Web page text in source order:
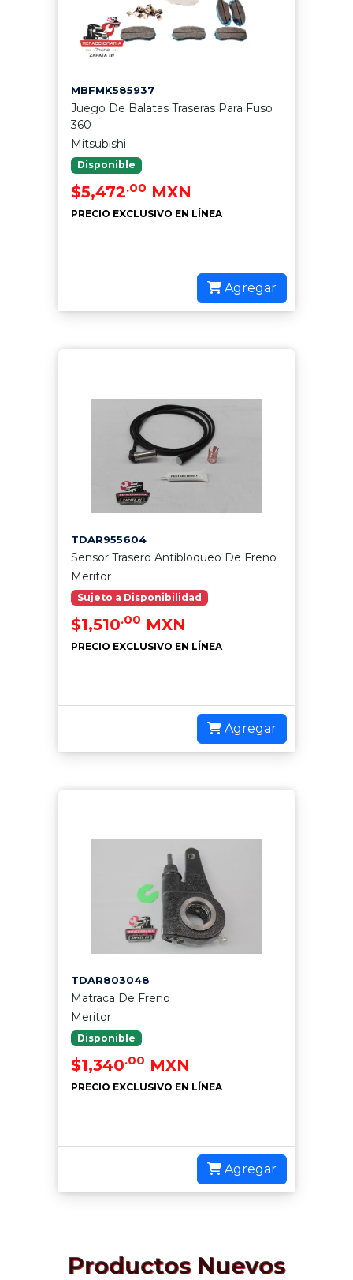
MBFMK585937
Juego De Balatas Traseras Para Fuso
360
Mitsubishi
Disponible
$5,472.00 MXN
PRECIO EXCLUSIVO EN LÍNEA
Agregar
TDAR955604
Sensor Trasero Antibloqueo De Freno
Meritor
Sujeto a Disponibilidad
$1,510.00 MXN
PRECIO EXCLUSIVO EN LÍNEA
Agregar
TDAR803048
Matraca De Freno
Meritor
Disponible
$1,340.00 MXN
PRECIO EXCLUSIVO EN LÍNEA
Agregar
Productos Nuevos